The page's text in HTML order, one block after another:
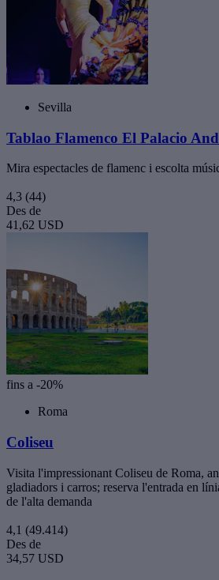
Sevilla
Tablao Flamenco El Palacio
Mira espectacles de flamenc i escolta
4,3 (44)
Des de
41,62 USD
fins a -20%
Roma
Coliseu
Visita l'impressionant Coliseu de Roma,
gladiadors i carros; reserva l'entrada en
de l'alta demanda
4,1 (49.414)
Des de
34,57 USD